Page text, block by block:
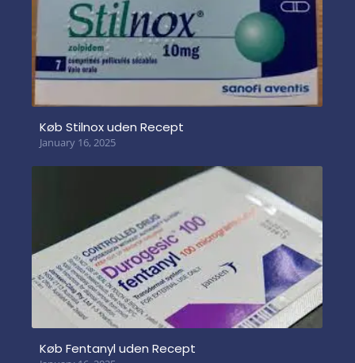
Køb Stilnox uden Recept
January 16, 2025
Køb Fentanyl uden Recept